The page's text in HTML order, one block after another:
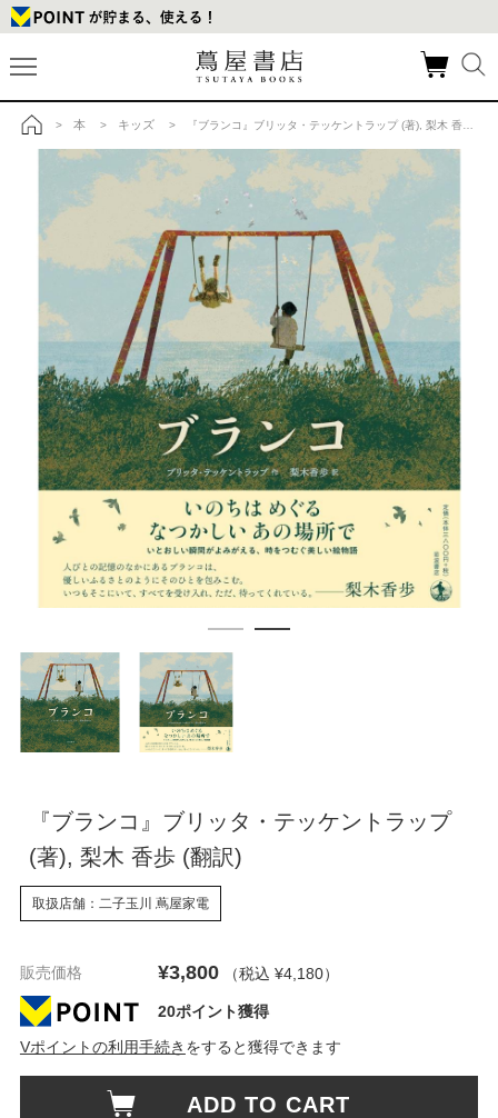
トップ
> 本 > キッズ > 『ブランコ』ブリッタ・テッケントラップ (著), 梨木 香歩 (翻訳)の商品詳細
『ブランコ』ブリッタ・テッケントラップ
(著), 梨木 香歩 (翻訳)
取扱店舗：二子玉川 蔦屋家電
販売価格 ¥3,800 （税込 ¥4,180）
20ポイント獲得
Vポイントの利用手続き をすると獲得できます
ADD TO CART